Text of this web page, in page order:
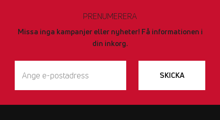
PRENUMERERA
Missa inga kampanjer eller nyheter! Få informationen i
din inkorg.
SKICKA